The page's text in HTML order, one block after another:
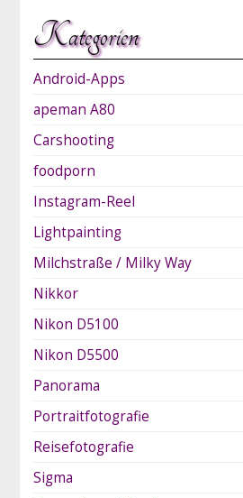
Kategorien
Android-Apps
apeman A80
Carshooting
foodporn
Instagram-Reel
Lightpainting
Milchstraße / Milky Way
Nikkor
Nikon D5100
Nikon D5500
Panorama
Portraitfotografie
Reisefotografie
Sigma